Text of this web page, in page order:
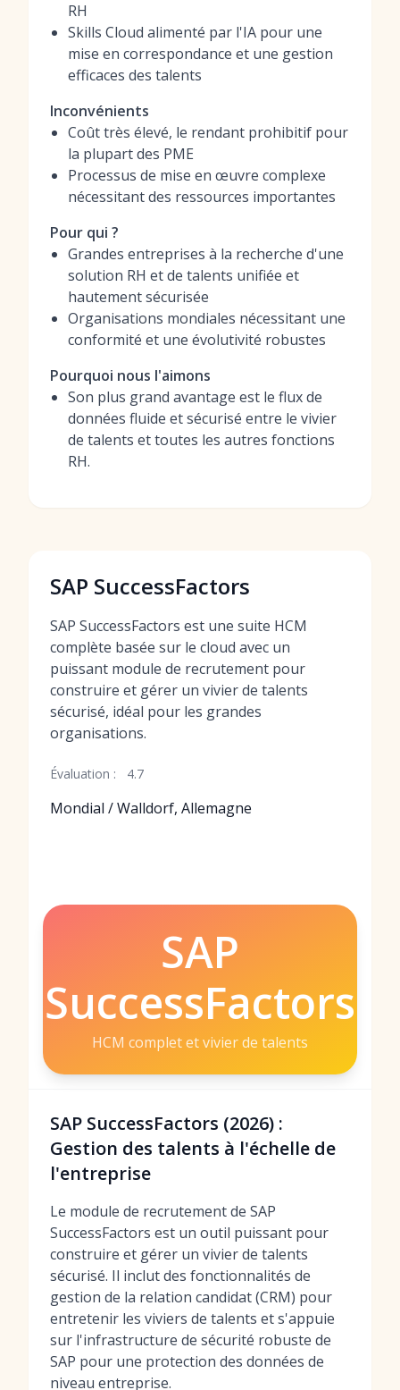
RH
Skills Cloud alimenté par l'IA pour une
mise en correspondance et une gestion
efficaces des talents
Inconvénients
Coût très élevé, le rendant prohibitif pour
la plupart des PME
Processus de mise en œuvre complexe
nécessitant des ressources importantes
Pour qui ?
Grandes entreprises à la recherche d'une
solution RH et de talents unifiée et
hautement sécurisée
Organisations mondiales nécessitant une
conformité et une évolutivité robustes
Pourquoi nous l'aimons
Son plus grand avantage est le flux de
données fluide et sécurisé entre le vivier
de talents et toutes les autres fonctions
RH.
SAP SuccessFactors
SAP SuccessFactors est une suite HCM
complète basée sur le cloud avec un
puissant module de recrutement pour
construire et gérer un vivier de talents
sécurisé, idéal pour les grandes
organisations.
Évaluation : 4.7
Mondial / Walldorf, Allemagne
SAP
SuccessFactors
HCM complet et vivier de talents
SAP SuccessFactors (2026) :
Gestion des talents à l'échelle de
l'entreprise
Le module de recrutement de SAP
SuccessFactors est un outil puissant pour
construire et gérer un vivier de talents
sécurisé. Il inclut des fonctionnalités de
gestion de la relation candidat (CRM) pour
entretenir les viviers de talents et s'appuie
sur l'infrastructure de sécurité robuste de
SAP pour une protection des données de
niveau entreprise.